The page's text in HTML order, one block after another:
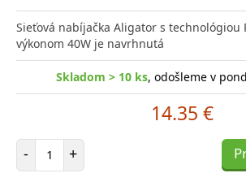
Sieťová nabíjačka Aligator s technológiou
výkonom 40W je navrhnutá
Skladom > 10 ks, odošleme v
14.35 €
- Počet položiek
+